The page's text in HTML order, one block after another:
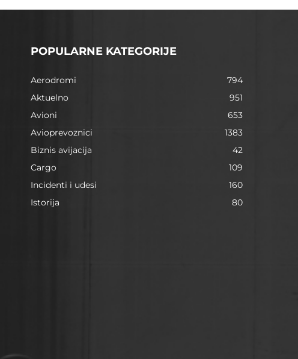
POPULARNE KATEGORIJE
Aerodromi
794
Aktuelno
951
Avioni
653
Avioprevoznici
1383
Biznis avijacija
42
Cargo
109
Incidenti i udesi
160
Istorija
80